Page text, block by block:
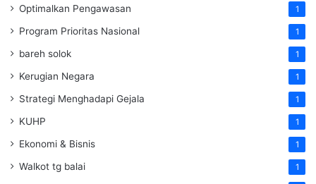
Optimalkan Pengawasan 1
Program Prioritas Nasional 1
bareh solok 1
Kerugian Negara 1
Strategi Menghadapi Gejala 1
KUHP 1
Ekonomi & Bisnis 1
Walkot tg balai 1